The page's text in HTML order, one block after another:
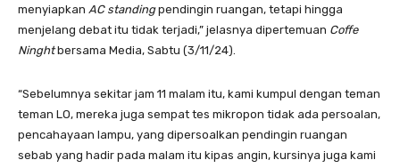
menyiapkan AC standingpendingin ruangan, tetapi hingga
menjelang debat itu tidak terjadi,” jelasnya dipertemuan Coffe
Ninghtbersama Media, Sabtu (3/11/24).
“Sebelumnya sekitar jam 11 malam itu, kami kumpul dengan teman
teman LO, mereka juga sempat tes mikropon tidak ada persoalan,
pencahayaan lampu, yang dipersoalkan pendingin ruangan
sebab yang hadir pada malam itu kipas angin, kursinya juga kami